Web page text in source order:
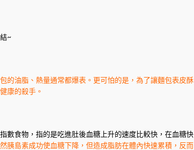
~
的油脂、熱量通常都爆表。更可怕的是，為了讓麵包表皮酥
康的殺手。
數食物，指的是吃進肚後血糖上升的速度比較快，在血糖快
胰島素成功使血糖下降，但造成脂肪在體內快速累積，反而